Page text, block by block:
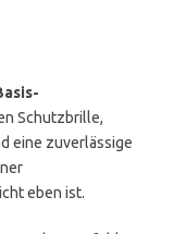
Schutzbrille,
eine zuverlässige
eben ist.